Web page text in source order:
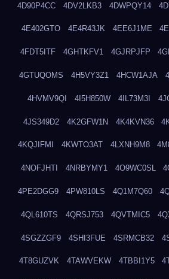
4D90P4CC 4DV2LKB3 4DWPQY14
4E402GTO 4E4R43JK 4EE6J1ME
4FDT5ITF 4GHTKFV1 4GJRPJFP
4GTUQOMS 4H5VY3Z1 4HCW1AJA
4HVMV9QI 4I5H850W 4IL73M3I
4JS349D2 4K2GFW1N 4K4KVN36
4KQJIFMI 4KWTO3AT 4LXNH9M8
4NOFJHTI 4NRBYMY1 4O9WC0SL
4PE2DGG9 4PW810LS 4Q1M7Q60
4QL610TS 4QRSJ753 4QVTMIC5
4SGZZGF9 4SHI3FUE 4SRMCB32
4T8GUZVK 4TAWVEKW 4TBBI1Y5